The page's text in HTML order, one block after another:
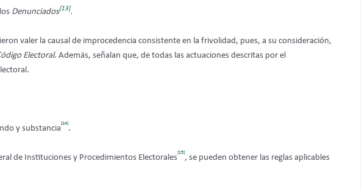
Denunciados[13].
valer la causal de improcedencia consistente en la frivolidad, pues, a su consideración,
Electoral. Además, señalan que, de todas las actuaciones descritas por el
y substancia
[14]
.
de Instituciones y Procedimientos Electorales
[15]
, se pueden obtener las reglas aplicables